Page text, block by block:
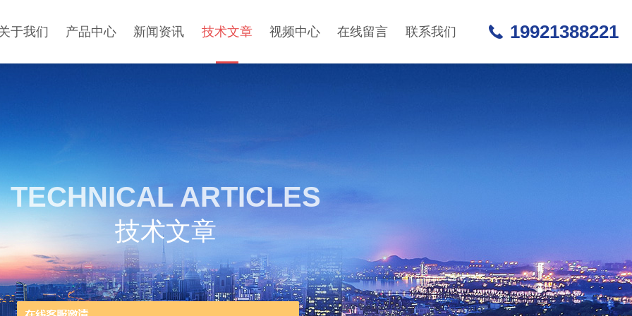
于我们 产品中心 新闻资讯 技术文章 视频中心 在线留言 联系我们 19921388221
TECHNICAL ARTICLES
技术文章